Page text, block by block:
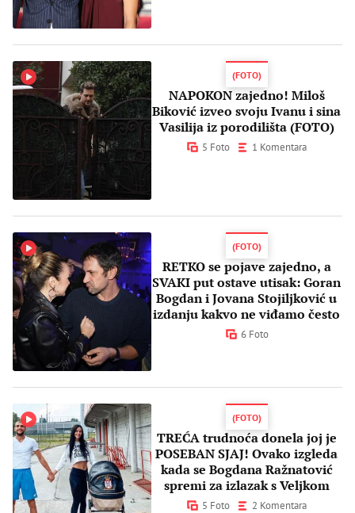
(FOTO)
NAPOKON zajedno! Miloš
Biković izveo svoju Ivanu i sina
Vasilija iz porodilišta (FOTO)
5 Foto 1 Komentara
(FOTO)
RETKO se pojave zajedno, a
SVAKI put ostave utisak: Goran
Bogdan i Jovana Stojiljković u
izdanju kakvo ne viđamo često
6 Foto
(FOTO)
TREĆA trudnoća donela joj je
POSEBAN SJAJ! Ovako izgleda
kada se Bogdana Ražnatović
spremi za izlazak s Veljkom
5 Foto 2 Komentara